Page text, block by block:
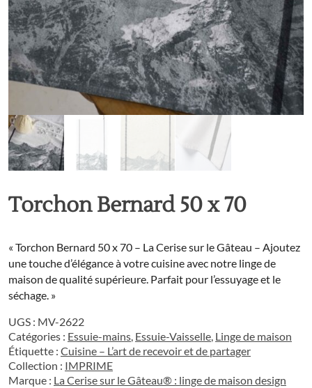
Torchon Bernard 50 x 70
« Torchon Bernard 50 x 70 – La Cerise sur le Gâteau – Ajoutez
une touche d’élégance à votre cuisine avec notre linge de
maison de qualité supérieure. Parfait pour l’essuyage et le
séchage. »
UGS : MV-2622
Catégories : Essuie-mains, Essuie-Vaisselle, Linge de maison
Étiquette : Cuisine – L’art de recevoir et de partager
Collection : IMPRIME
Marque : La Cerise sur le Gâteau® : linge de maison design